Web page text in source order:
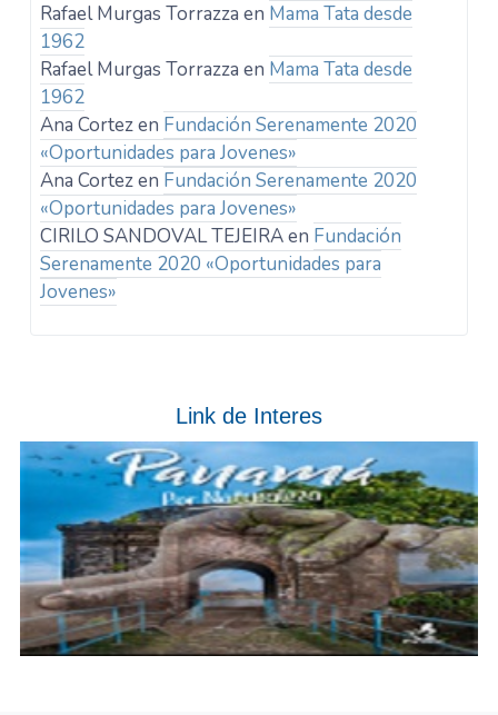
Rafael Murgas Torrazza en Mama Tata desde
1962
Rafael Murgas Torrazza en Mama Tata desde
1962
Ana Cortezen Fundación Serenamente 2020
«Oportunidades para Jovenes»
Ana Cortezen Fundación Serenamente 2020
«Oportunidades para Jovenes»
CIRILO SANDOVAL TEJEIRAen Fundación
Serenamente 2020 «Oportunidades para
Jovenes»
Link de Interes